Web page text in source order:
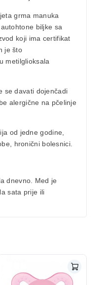
grma manuka
biljke sa
koji ima certifikat
je što
metilglioksala
se davati dojenčadi
alergične na pčelinje
od jedne godine,
hronični bolesnici.
dnevno. Med je
sata prije ili